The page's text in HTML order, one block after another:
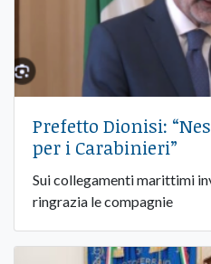
Prefetto Dionisi:
per i Carabinieri”
Sui collegamenti marittimi
ringrazia le compagnie